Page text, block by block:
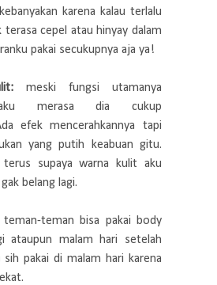
karena kalau terlalu
terasa cepel atau hinyay dalam
pakai secukupnya aja ya!
meski fungsi utamanya
merasa dia cukup
efek mencerahkannya tapi
yang putih keabuan gitu.
terus supaya warna kulit aku
belang lagi.
teman-teman bisa pakai body
ataupun malam hari setelah
sih pakai di malam hari karena